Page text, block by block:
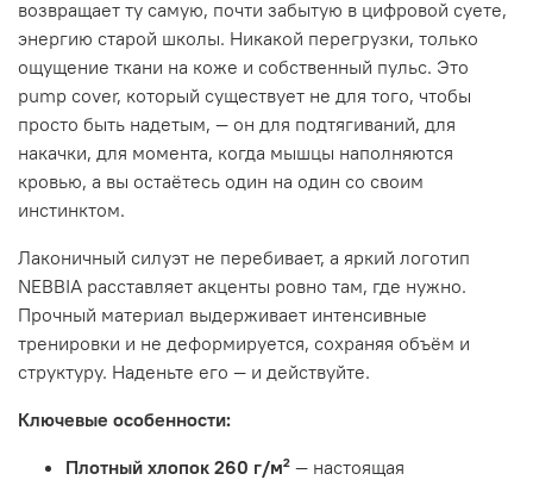
возвращает ту самую, почти забытую в цифровой суете,
энергию старой школы. Никакой перегрузки, только
ощущение ткани на коже и собственный пульс. Это
pump cover, который существует не для того, чтобы
просто быть надетым, — он для подтягиваний, для
накачки, для момента, когда мышцы наполняются
кровью, а вы остаётесь один на один со своим
инстинктом.
Лаконичный силуэт не перебивает, а яркий логотип
NEBBIA расставляет акценты ровно там, где нужно.
Прочный материал выдерживает интенсивные
тренировки и не деформируется, сохраняя объём и
структуру. Наденьте его — и действуйте.
Ключевые особенности:
Плотный хлопок 260 г/м² — настоящая